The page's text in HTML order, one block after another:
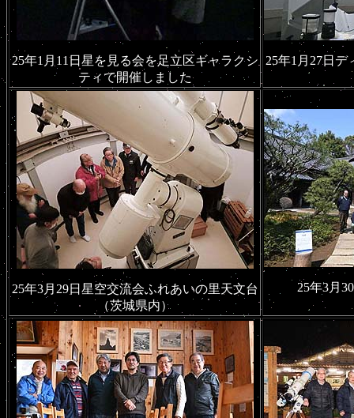
25年1月11日星を見る会を足立区ギャラクシ
ティで開催しました
25年1月27日
25年3月29日星空交流会ふれあいの里天文台
（茨城県内）
25年3月